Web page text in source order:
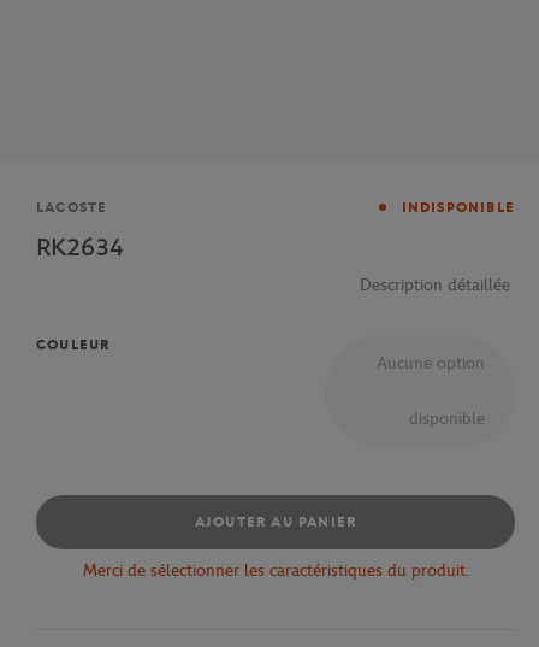
Marque
LACOSTE INDISPONIBLE
RK2634
Description détaillée
COULEUR
Aucune option
disponible
AJOUTER AU PANIER
Merci de sélectionner les caractéristiques du produit.